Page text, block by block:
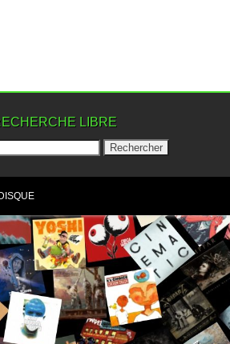
LIBRE